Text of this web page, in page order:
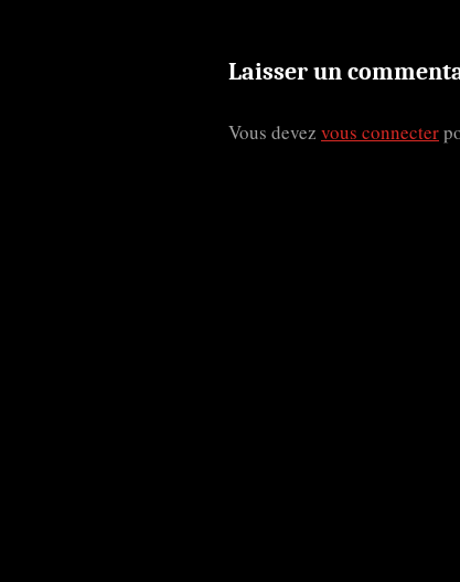
o
t
Laisser un
Vous devez vous connecter